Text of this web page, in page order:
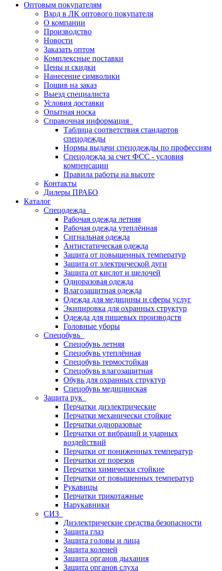
Оптовым покупателям
Вход в ЛК оптового покупателя
О компании
Производство
Новости
Заказать оптом
Комплексные поставки
Цены и скидки
Нанесение символики
Пошив на заказ
Выезд специалиста
Условия доставки
Опытная носка
Справочная информация
Таблица соответствия стандартов
спецодежды
Нормы выдачи спецодежды по профессиям
Спецодежда за счет ФСС - условия
компенсации
Правила работы на высоте
Контакты
Дилеры ПРАБО
Каталог
Спецодежда
Рабочая одежда летняя
Рабочая одежда утеплённая
Сигнальная одежда
Антистатическая одежда
Защита от повышенных температур
Защита от электрической дуги
Защита от кислот и щелочей
Одноразовая одежда
Влагозащитная одежда
Одежда для медицины и сферы услуг
Экипировка для охранных структур
Одежда для пищевых производств
Головные уборы
Спецобувь
Спецобувь летняя
Спецобувь утеплённая
Спецобувь термостойкая
Спецобувь влагозащитная
Обувь для охранных структур
Спецобувь медицинская
Защита рук
Перчатки диэлектрические
Перчатки механически стойкие
Перчатки одноразовые
Перчатки от вибраций и ударных
воздействий
Перчатки от пониженных температур
Перчатки от порезов
Перчатки химически стойкие
Перчатки от повышенных температур
Рукавицы
Перчатки трикотажные
Нарукавники
СИЗ
Диэлектрические средства безопасности
Защита глаз
Защита головы и лица
Защита коленей
Защита органов дыхания
Защита органов слуха